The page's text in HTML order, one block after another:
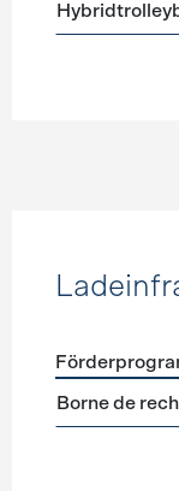
Borne de